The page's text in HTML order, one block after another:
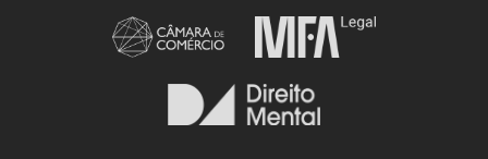
Direito ao desenvolvimento de competências digitais,
ou seja, direito à educação digital
Direito à identidade e outros direitos pessoais
Direito ao esquecimento